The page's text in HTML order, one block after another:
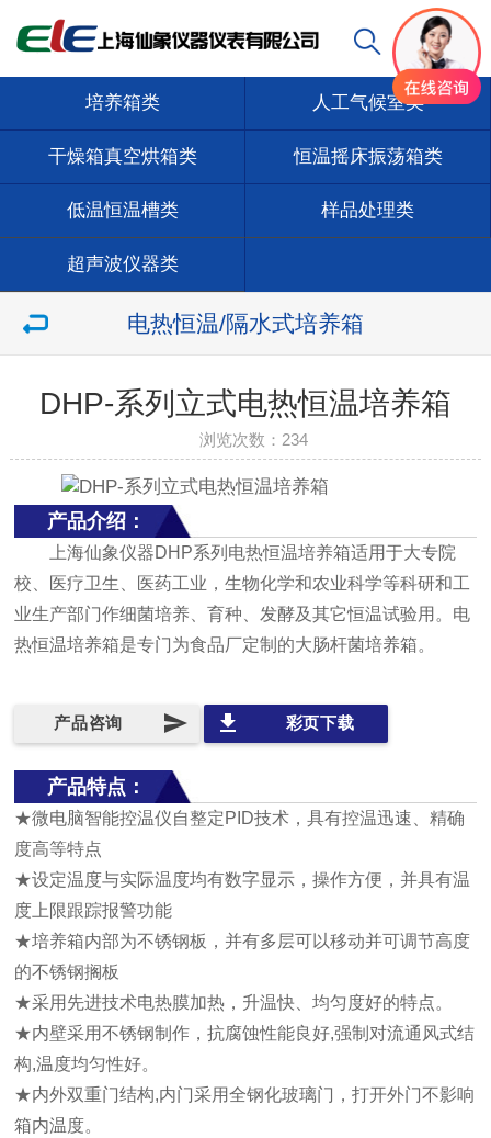
培养箱类 人工气候室类
干燥箱真空烘箱类 恒温摇床振荡箱类
低温恒温槽类 样品处理类
超声波仪器类
电热恒温/隔水式培养箱
DHP-系列立式电热恒温培养箱
浏览次数： 234
产品介绍：
上海仙象仪器DHP系列电热恒温培养箱适用于大专院
校、医疗卫生、医药工业，生物化学和农业科学等科研和工
业生产部门作细菌培养、育种、发酵及其它恒温试验用。电
热恒温培养箱是专门为食品厂定制的大肠杆菌培养箱。
send
产品咨询 file_download 彩页下载
产品特点：
★微电脑智能控温仪自整定PID技术，具有控温迅速、精确
度高等特点
★设定温度与实际温度均有数字显示，操作方便，并具有温
度上限跟踪报警功能
★培养箱内部为不锈钢板，并有多层可以移动并可调节高度
的不锈钢搁板
★采用先进技术电热膜加热，升温快、均匀度好的特点。
★内壁采用不锈钢制作，抗腐蚀性能良好,强制对流通风式结
构,温度均匀性好。
★内外双重门结构,内门采用全钢化玻璃门，打开外门不影响
箱内温度。